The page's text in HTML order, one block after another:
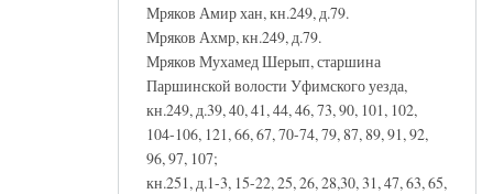
Мряков Амир хан, кн.249, д.79.
Мряков Ахмр, кн.249, д.79.
Мряков Мухамед Шерып, старшина
Паршинской волости Уфимского уезда,
кн.249, д.39, 40, 41, 44, 46, 73, 90, 101, 102,
104-106, 121, 66, 67, 70-74, 79, 87, 89, 91, 92,
96, 97, 107;
кн.251, д.1-3, 15-22, 25, 26, 28,30, 31, 47, 63, 65,